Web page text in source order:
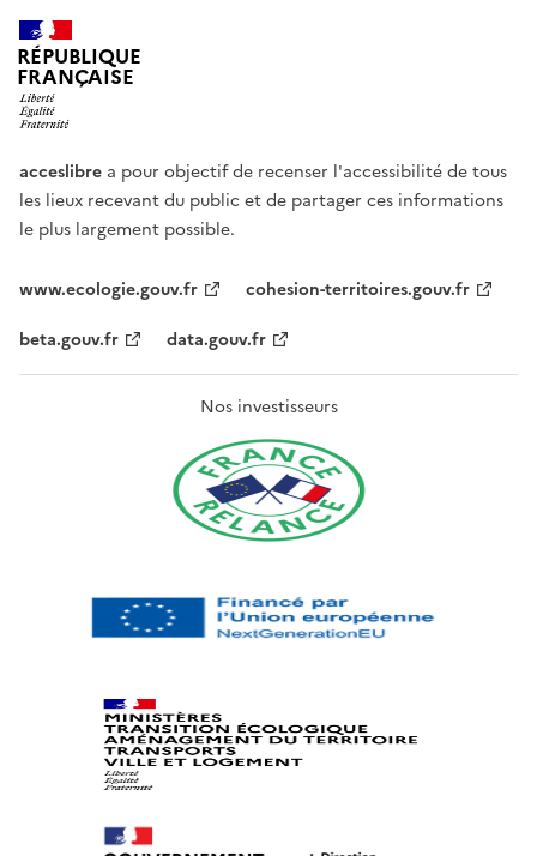
RÉPUBLIQUE
FRANÇAISE
acceslibre a pour objectif de recenser l'accessibilité de tous
les lieux recevant du public et de partager ces informations
le plus largement possible.
www.ecologie.gouv.fr
cohesion-territoires.gouv.fr
beta.gouv.fr
data.gouv.fr
Nos investisseurs